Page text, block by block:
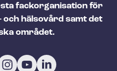
fackorganisation för
och hälsovård samt det
området.